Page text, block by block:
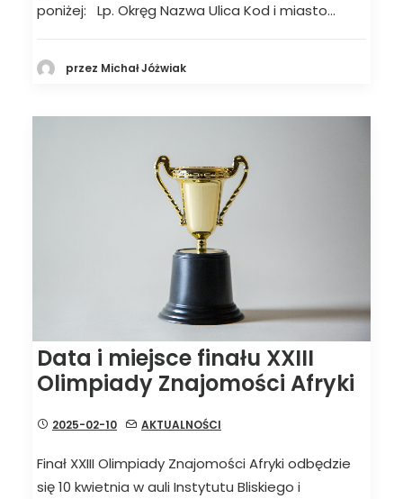
poniżej: Lp. Okręg Nazwa Ulica Kod i miasto…
przez Michał Jóżwiak
Data i miejsce finału XXIII
Olimpiady Znajomości Afryki
2025-02-10 AKTUALNOŚCI
Finał XXIII Olimpiady Znajomości Afryki odbędzie
się 10 kwietnia w auli Instytutu Bliskiego i